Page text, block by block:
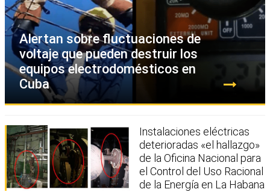
Alertan sobre fluctuaciones de
voltaje que pueden destruir los
equipos electrodomésticos en
Cuba
Instalaciones eléctricas
deterioradas «el hallazgo»
de la Oficina Nacional para
el Control del Uso Racional
de la Energía en La Habana